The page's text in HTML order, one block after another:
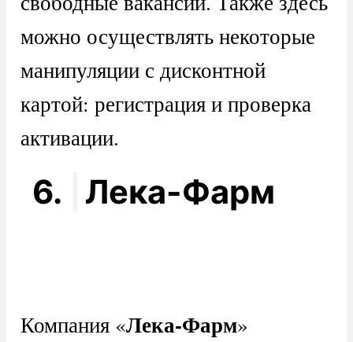
можно осуществлять некоторые
манипуляции с дисконтной
картой: регистрация и проверка
активации.
6. Лека-Фарм
Компания «Лека-Фарм»